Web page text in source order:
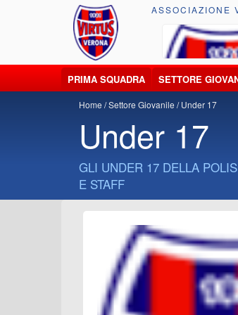
ASSOCIAZIONE
trasporto, smaltimento e recupero di
PRIMA SQUADRA SETTORE
Home Settore Giovanile Under 17
Under 17
GLI UNDER 17 DELLA
E STAFF